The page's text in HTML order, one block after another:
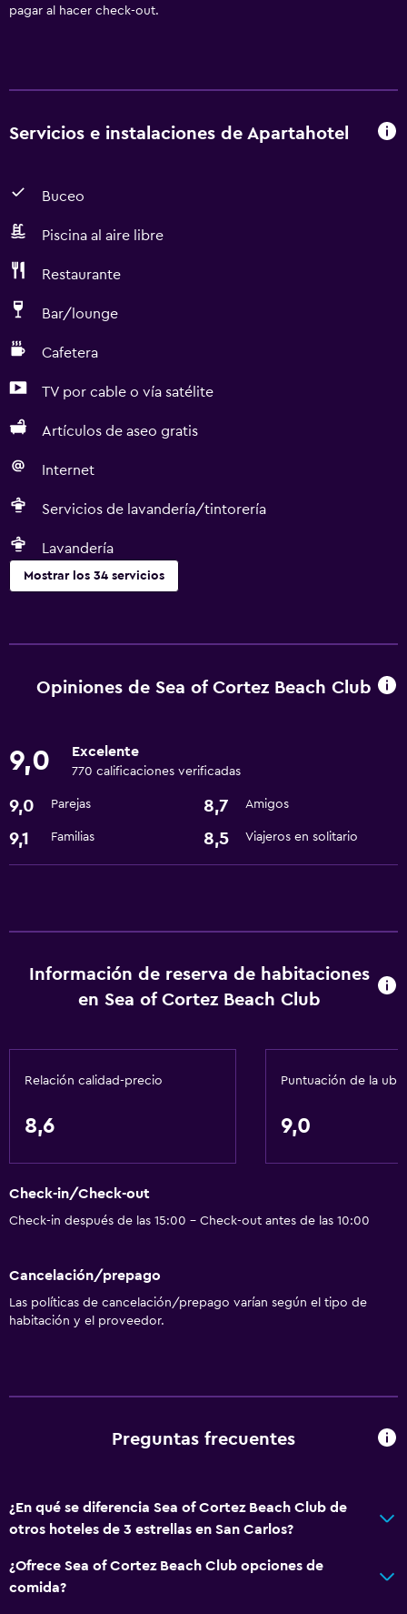
pagar al hacer check-out.
Servicios e instalaciones de Apartahotel
Buceo
Piscina al aire libre
Restaurante
Bar/lounge
Cafetera
TV por cable o vía satélite
Artículos de aseo gratis
Internet
Servicios de lavandería/tintorería
Lavandería
Mostrar los 34 servicios
Observación de ballenas
Bicicletas
Submarinismo
Cocina
Cocina
TV por cable o vía satélite
Reproductor de DVD
Servicios de lavandería/tintorería
Plancha y tabla de planchar
Aire acondicionado
Piscina y spa
Piscina al aire libre
Opiniones de Sea of Cortez Beach Club
9,0 Excelente
770 calificaciones verificadas
9,0 Parejas 8,7 Amigos
9,1 Familias 8,5 Viajeros en solitario
Información de reserva de habitaciones
en Sea of Cortez Beach Club
Relación calidad-precio
8,6
Puntuación de la
9,0
Check-in/Check-out
Check-in después de las 15:00 - Check-out antes de las 10:00
Cancelación/prepago
Las políticas de cancelación/prepago varían según el tipo de
habitación y el proveedor.
Preguntas frecuentes
¿En qué se diferencia Sea of Cortez Beach Club de
otros hoteles de 3 estrellas en San Carlos?
¿Ofrece Sea of Cortez Beach Club opciones de
comida?